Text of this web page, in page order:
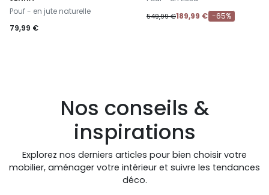
-
Pouf - en jute naturelle
79,99 €
549,99 €189,99 € -65%
Nos conseils &
inspirations
Explorez nos derniers articles pour bien choisir votre
mobilier, aménager votre intérieur et suivre les tendances
déco.